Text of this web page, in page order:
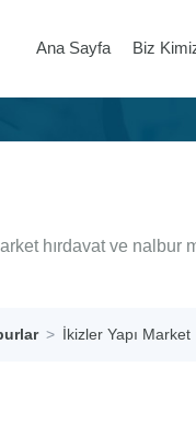
Ana Sayfa Biz
hırdavat ve nalbur
İkizler Yapı Market